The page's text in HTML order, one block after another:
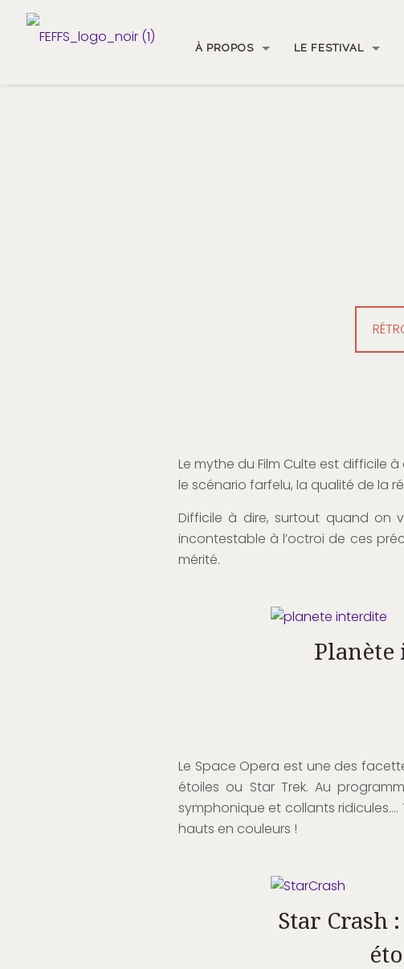
À PROPOS LE FESTIVAL
Le mythe du Film Culte est difficile
le scénario farfelu, la qualité de la
Difficile à dire, surtout quand on
incontestable à l’octroi de ces
mérité.
Le Space Opera est une des
étoiles ou Star Trek. Au
symphonique et collants
hauts en couleurs !
Star Crash